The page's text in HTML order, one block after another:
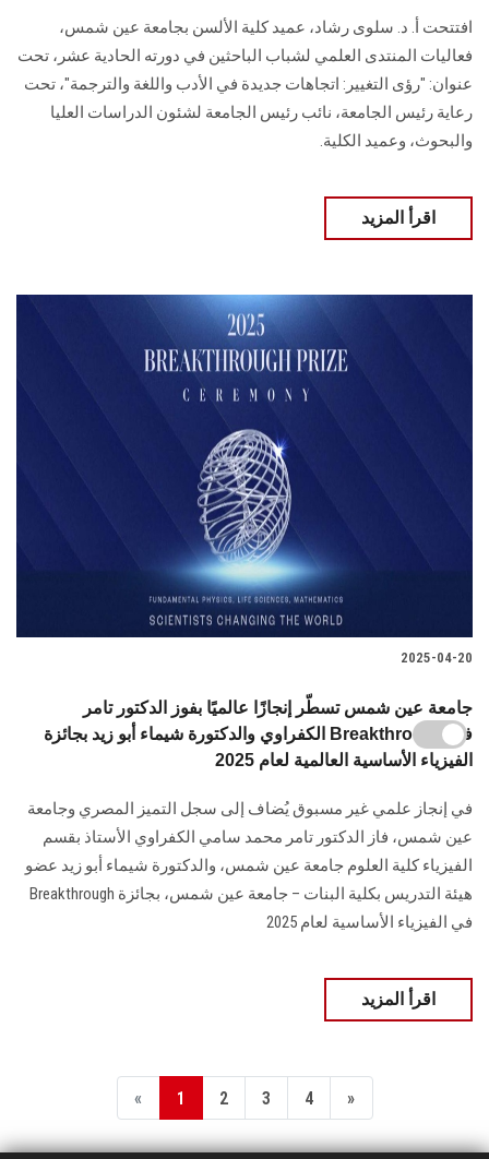
افتتحت أ. د. سلوى رشاد، عميد كلية الألسن بجامعة عين شمس،
فعاليات المنتدى العلمي لشباب الباحثين في دورته الحادية عشر، تحت
عنوان: "رؤى التغيير: اتجاهات جديدة في الأدب واللغة والترجمة"، تحت
رعاية رئيس الجامعة، نائب رئيس الجامعة لشئون الدراسات العليا
والبحوث، وعميد الكلية.
اقرأ المزيد
2025-04-20
جامعة عين شمس تسطّر إنجازًا عالميًا بفوز الدكتور تامر
الكفراوي والدكتورة شيماء أبو زيد بجائزة Breakthrough في
الفيزياء الأساسية العالمية لعام 2025
في إنجاز علمي غير مسبوق يُضاف إلى سجل التميز المصري وجامعة
عين شمس، فاز الدكتور تامر محمد سامي الكفراوي الأستاذ بقسم
الفيزياء كلية العلوم جامعة عين شمس، والدكتورة شيماء أبو زيد عضو
هيئة التدريس بكلية البنات – جامعة عين شمس، بجائزة Breakthrough
في الفيزياء الأساسية لعام 2025
اقرأ المزيد
« 1 2 3 4 »